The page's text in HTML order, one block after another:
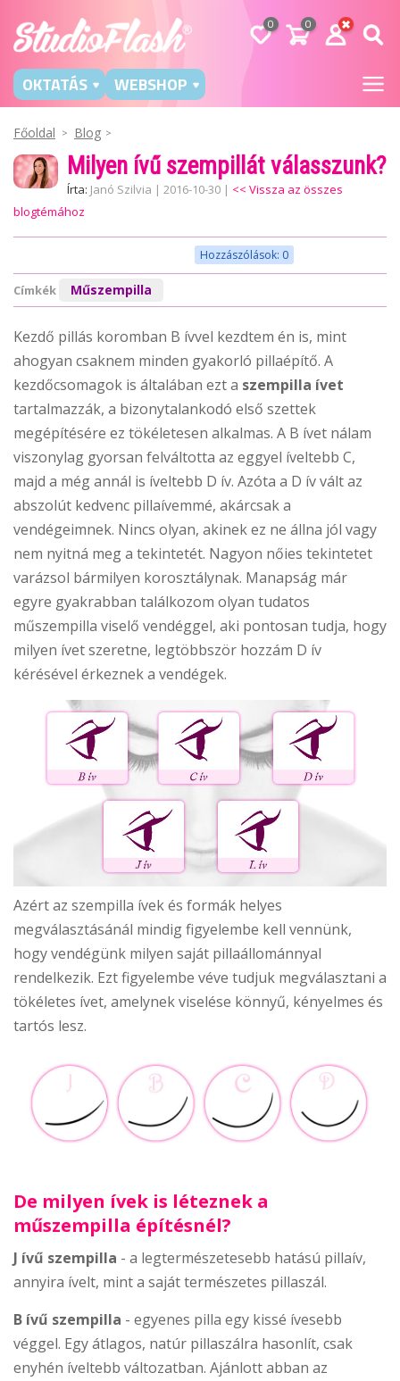
0 0
OKTATÁS WEBSHOP
Főoldal Blog
Milyen ívű szempillát válasszunk?
Írta: Janó Szilvia | 2016-10-30 | << Vissza az összes
blogtémához
Hozzászólások: 0
Címkék Műszempilla
Kezdő pillás koromban B ívvel kezdtem én is, mint
ahogyan csaknem minden gyakorló pillaépítő. A
kezdőcsomagok is általában ezt a szempilla ívet
tartalmazzák, a bizonytalankodó első szettek
megépítésére ez tökéletesen alkalmas. A B ívet nálam
viszonylag gyorsan felváltotta az eggyel íveltebb C,
majd a még annál is íveltebb D ív. Azóta a D ív vált az
abszolút kedvenc pillaívemmé, akárcsak a
vendégeimnek. Nincs olyan, akinek ez ne állna jól vagy
nem nyitná meg a tekintetét. Nagyon nőies tekintetet
varázsol bármilyen korosztálynak. Manapság már
egyre gyakrabban találkozom olyan tudatos
műszempilla viselő vendéggel, aki pontosan tudja, hogy
milyen ívet szeretne, legtöbbször hozzám D ív
kérésével érkeznek a vendégek.
Azért az szempilla ívek és formák helyes
megválasztásánál mindig figyelembe kell vennünk,
hogy vendégünk milyen saját pillaállománnyal
rendelkezik. Ezt figyelembe véve tudjuk megválasztani a
tökéletes ívet, amelynek viselése könnyű, kényelmes és
tartós lesz.
De milyen ívek is léteznek a
műszempilla építésnél?
J ívű szempilla - a legtermészetesebb hatású pillaív,
annyira ívelt, mint a saját természetes pillaszál.
B ívű szempilla - egyenes pilla egy kissé ívesebb
véggel. Egy átlagos, natúr pillaszálra hasonlít, csak
enyhén íveltebb változatban. Ajánlott abban az